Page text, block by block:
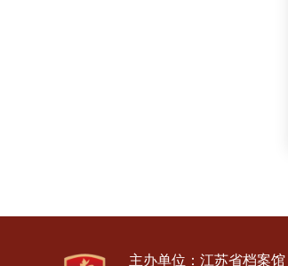
主办单位：江苏省档案馆